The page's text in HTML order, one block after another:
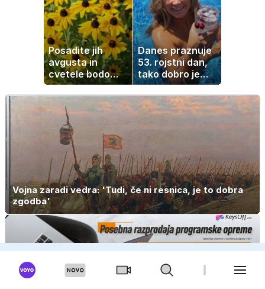
Posadite jih
avgusta in
cvetele bodo
vse do zime
Danes praznuje
53. rojstni dan,
tako dobro je
videti znana
Slovenka
Vojna zaradi vedra: 'Tudi, če ni resnica, je to dobra
zgodba'